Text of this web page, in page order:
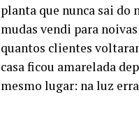
planta que nunca sai do
mudas vendi para
quantos clientes
casa ficou amarelada
mesmo lugar: na luz